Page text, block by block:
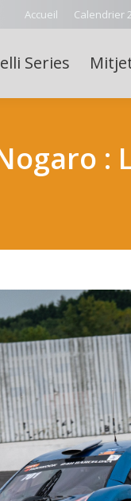
Accueil Calendrier
Series
: